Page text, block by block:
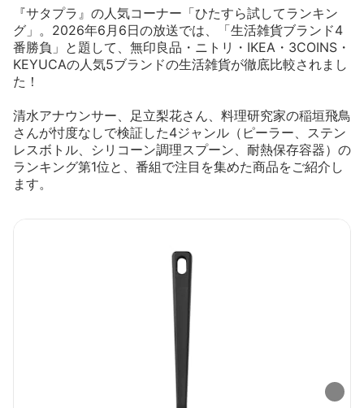
『サタプラ』の人気コーナー「ひたすら試してランキン
グ」。2026年6月6日の放送では、「生活雑貨ブランド4
番勝負」と題して、無印良品・ニトリ・IKEA・3COINS・
KEYUCAの人気5ブランドの生活雑貨が徹底比較されまし
た！
清水アナウンサー、足立梨花さん、料理研究家の稲垣飛鳥
さんが忖度なしで検証した4ジャンル（ピーラー、ステン
レスボトル、シリコーン調理スプーン、耐熱保存容器）の
ランキング第1位と、番組で注目を集めた商品をご紹介し
ます。